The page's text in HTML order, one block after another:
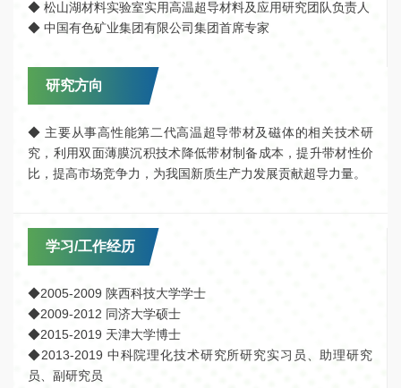
◆ 松山湖材料实验室实用高温超导材料及应用研究团队负责人
◆ 中国有色矿业集团有限公司集团首席专家
研究方向
◆ 主要从事高性能第二代高温超导带材及磁体的相关技术研
究，利用双面薄膜沉积技术降低带材制备成本，提升带材性价
比，提高市场竞争力，为我国新质生产力发展贡献超导力量。
学习/工作经历
◆2005-2009 陕西科技大学学士
◆2009-2012 同济大学硕士
◆2015-2019 天津大学博士
◆2013-2019 中科院理化技术研究所研究实习员、助理研究
员、副研究员